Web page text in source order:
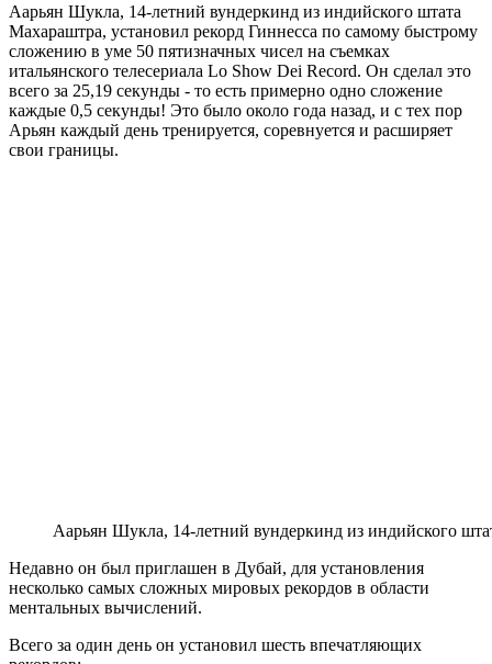
Аарьян Шукла, 14-летний вундеркинд из индийского штата
Махараштра, установил рекорд Гиннесса по самому быстрому
сложению в уме 50 пятизначных чисел на съемках
итальянского телесериала Lo Show Dei Record. Он сделал это
всего за 25,19 секунды - то есть примерно одно сложение
каждые 0,5 секунды! Это было около года назад, и с тех пор
Арьян каждый день тренируется, соревнуется и расширяет
свои границы.
Аарьян Шукла, 14-летний вундеркинд из индийского
Недавно он был приглашен в Дубай, для установления
несколько самых сложных мировых рекордов в области
ментальных вычислений.
Всего за один день он установил шесть впечатляющих